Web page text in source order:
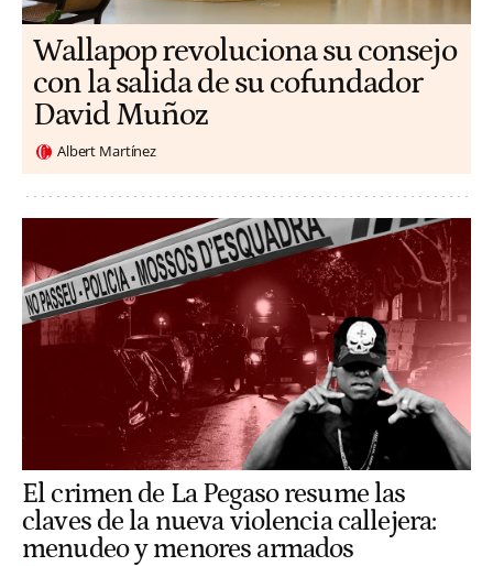
Wallapop revoluciona su consejo
con la salida de su cofundador
David Muñoz
Albert Martínez
El crimen de La Pegaso resume las
claves de la nueva violencia callejera:
menudeo y menores armados